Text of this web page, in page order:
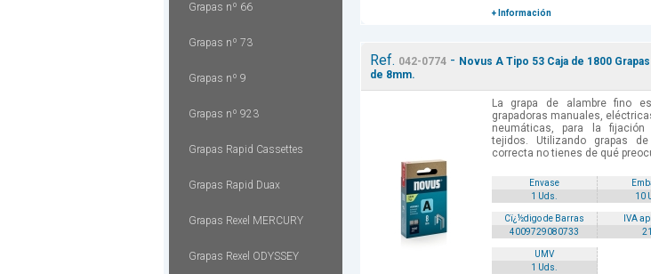
Grapas nº 66
Grapas nº 73
Grapas nº 9
Grapas nº 923
Grapas Rapid Cassettes
Grapas Rapid Duax
Grapas Rexel MERCURY
Grapas Rexel ODYSSEY
+ Información
Ref. 042-0774- Novus A Tipo 53 Caja de 1800
de 8mm.
La grapa de alambre fino
grapadoras manuales,
neumáticas, para la
tejidos. Utilizando grapas
correcta no tienes de qué
Envase
1 Uds.
10
Cï¿½digo de Barras
IVA
4009729080733
UMV
1 Uds.